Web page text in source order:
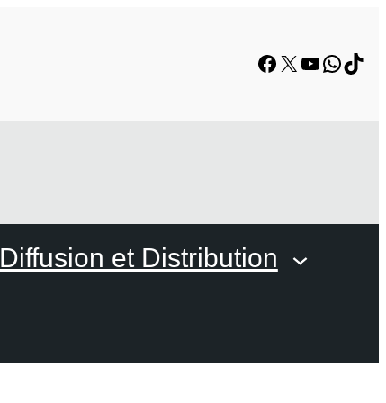
Facebook
X YouTube
Diffusion et Distribution